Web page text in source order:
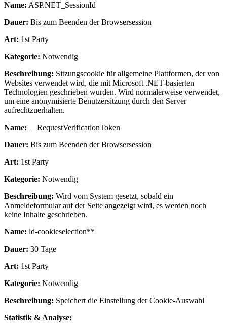
Name: ASP.NET_SessionId
Dauer: Bis zum Beenden der Browsersession
Art: 1st Party
Kategorie: Notwendig
Beschreibung: Sitzungscookie für allgemeine Plattformen, der von
Websites verwendet wird, die mit Microsoft .NET-basierten
Technologien geschrieben wurden. Wird normalerweise verwendet,
um eine anonymisierte Benutzersitzung durch den Server
aufrechtzuerhalten.
Name: __RequestVerificationToken
Dauer: Bis zum Beenden der Browsersession
Art: 1st Party
Kategorie: Notwendig
Beschreibung: Wird vom System gesetzt, sobald ein
Anmeldeformular auf der Seite angezeigt wird, es werden noch
keine Inhalte geschrieben.
Name: ld-cookieselection**
Dauer: 30 Tage
Art: 1st Party
Kategorie: Notwendig
Beschreibung: Speichert die Einstellung der Cookie-Auswahl
Statistik & Analyse: